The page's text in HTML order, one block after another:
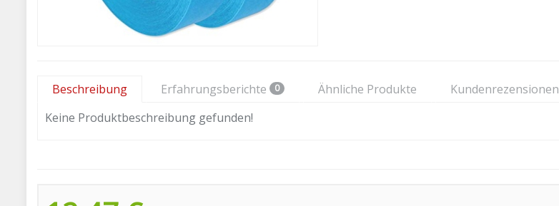
Beschreibung Erfahrungsberichte 0 Ähnliche Produkte
Kundenrezensionen
Keine Produktbeschreibung gefunden!